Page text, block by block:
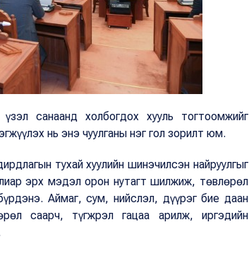
санаанд холбогдох хууль тогтоомжийг
нь энэ чуулганы нэг гол зорилт юм.
тухай хуулийн шинэчилсэн найруулгыг
эрх мэдэл орон нутагт шилжиж, төвлөрөл
Аймаг, сум, нийслэл, дүүрэг бие даан
саарч, түгжрэл гацаа арилж, иргэдийн